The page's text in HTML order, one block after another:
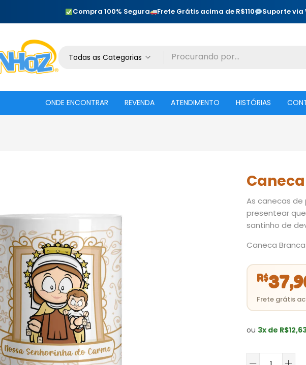
Compra 100% Segura Frete Grátis acima de R$110 Suporte via
Todas as Categorias
ONDE ENCONTRAR REVENDA ATENDIMENTO HISTÓRIAS
As canecas
presentear
santinho de
Caneca
R$
ou 3x de
Caneca